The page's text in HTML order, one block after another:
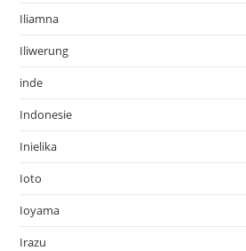
Iliamna
Iliwerung
inde
Indonesie
Inielika
Ioto
Ioyama
Irazu